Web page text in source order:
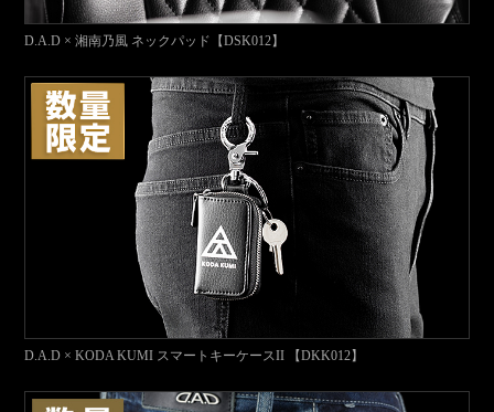
D.A.D × 湘南乃風 ネックパッド【DSK012】
D.A.D × KODA KUMI スマートキーケースII 【DKK012】